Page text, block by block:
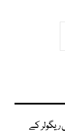
ریگولر کے